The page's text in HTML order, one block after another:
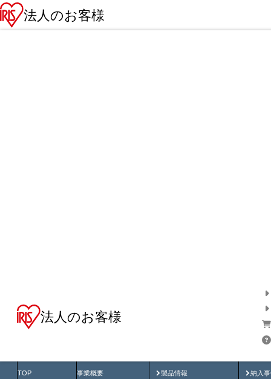
法人のお客様
法人のお客様
TOP 事業概要 製品情報
製品動画 納入
納